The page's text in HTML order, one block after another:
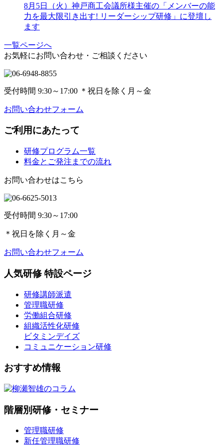
8月5日（火）神戸商工会議所様主催の「メンバーの能
力を最大限引き出す! リーダーシップ研修」に登壇し
ます
一覧ページへ
お気軽にお問い合わせ・ご相談ください
受付時間 9:30～17:00 ＊ 祝日を除く月～金
お問い合わせフォーム
ご利用にあたって
研修プログラム一覧
料金とご発注までの流れ
お問い合わせはこちら
受付時間 9:30～17:00
＊ 祝日を除く月～金
お問い合わせフォーム
人気研修 特設ページ
研修講師派遣
管理職研修
労働組合研修
組織活性化研修
ビタミンデイズ
コミュニケーション研修
おすすめ情報
階層別研修・セミナー
管理職研修
新任管理職研修